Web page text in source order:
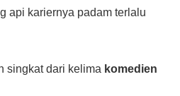
api kariernya padam terlalu
singkat dari kelima komedien